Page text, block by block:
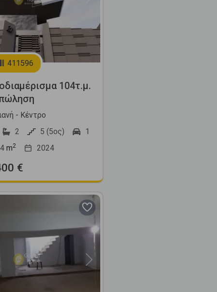
411596
104τ.μ.
- Κέντρο
2
5 (5ος)
1
m2 2024
€
Next